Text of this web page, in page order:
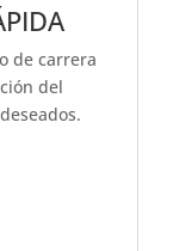
de carrera
del